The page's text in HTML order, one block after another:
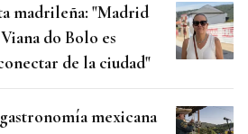
madrileña: "Madrid
do Bolo es
de la ciudad"
mexicana